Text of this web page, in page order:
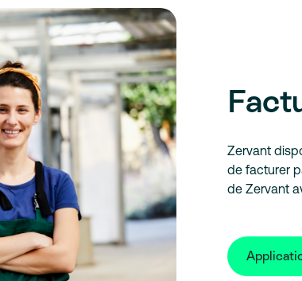
Zervant
de facturer
de Zervant